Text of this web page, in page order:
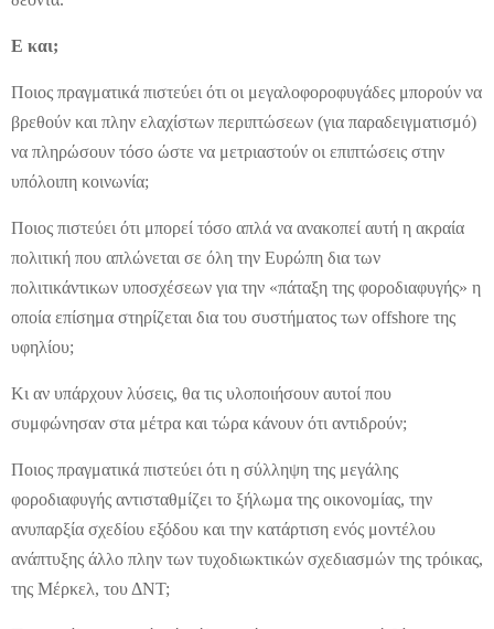
Ε και;
Ποιος πραγματικά πιστεύει ότι οι μεγαλοφοροφυγάδες μπορούν να
βρεθούν και πλην ελαχίστων περιπτώσεων (για παραδειγματισμό)
να πληρώσουν τόσο ώστε να μετριαστούν οι επιπτώσεις στην
υπόλοιπη κοινωνία;
Ποιος πιστεύει ότι μπορεί τόσο απλά να ανακοπεί αυτή η ακραία
πολιτική που απλώνεται σε όλη την Ευρώπη δια των
πολιτικάντικων υποσχέσεων για την «πάταξη της φοροδιαφυγής» η
οποία επίσημα στηρίζεται δια του συστήματος των offshore της
υφηλίου;
Κι αν υπάρχουν λύσεις, θα τις υλοποιήσουν αυτοί που
συμφώνησαν στα μέτρα και τώρα κάνουν ότι αντιδρούν;
Ποιος πραγματικά πιστεύει ότι η σύλληψη της μεγάλης
φοροδιαφυγής αντισταθμίζει το ξήλωμα της οικονομίας, την
ανυπαρξία σχεδίου εξόδου και την κατάρτιση ενός μοντέλου
ανάπτυξης άλλο πλην των τυχοδιωκτικών σχεδιασμών της τρόικας,
της Μέρκελ, του ΔΝΤ;